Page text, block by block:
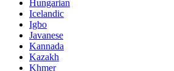
Hungarian
Icelandic
Igbo
Javanese
Kannada
Kazakh
Khmer